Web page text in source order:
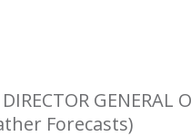
GENERAL
Forecasts)